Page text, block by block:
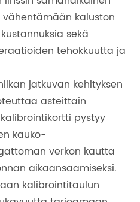
kaluston
sekä
tehokkuutta ja
jatkuvan kehityksen
asteittain
pystyy
kauko-
verkon kautta
aikaansaamiseksi.
kalibrointitaulun